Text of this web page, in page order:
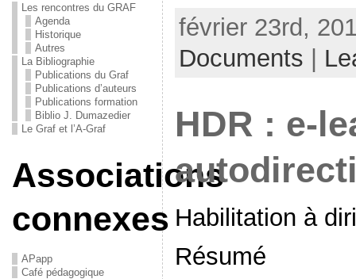
Les rencontres du GRAF
Agenda
Historique
Autres
La Bibliographie
Publications du Graf
Publications d’auteurs
Publications formation
Biblio J. Dumazedier
Le Graf et l’A-Graf
Associations
connexes
APapp
Café pédagogique
février 23rd,
Documents
HDR : e-
Habilitation à
Résumé